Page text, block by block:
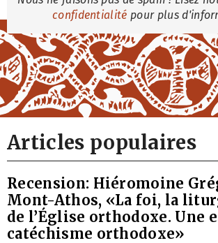
confidentialité pour plus
Articles populaires
Recension: Hiéromoine
Mont-Athos, «La foi, la
de l’Église orthodoxe. Une
catéchisme orthodoxe»